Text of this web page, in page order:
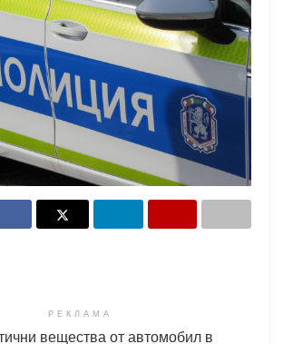
РЕКЛАМА
вещества от автомобил в